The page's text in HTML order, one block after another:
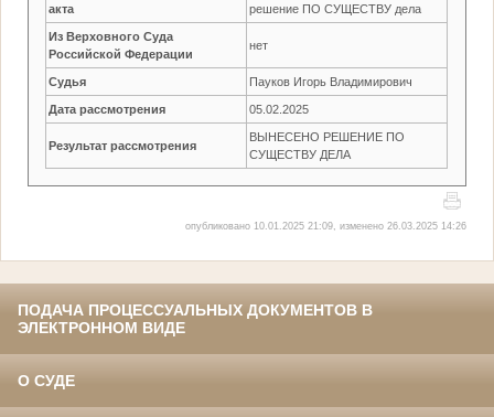
акта
решение ПО СУЩЕСТВУ дела
Из Верховного Суда
Российской Федерации
нет
Судья Пауков Игорь Владимирович
Дата рассмотрения 05.02.2025
Результат рассмотрения
ВЫНЕСЕНО РЕШЕНИЕ ПО
СУЩЕСТВУ ДЕЛА
опубликовано 10.01.2025 21:09, изменено 26.03.2025 14:26
ПОДАЧА ПРОЦЕССУАЛЬНЫХ ДОКУМЕНТОВ В
ЭЛЕКТРОННОМ ВИДЕ
О СУДЕ